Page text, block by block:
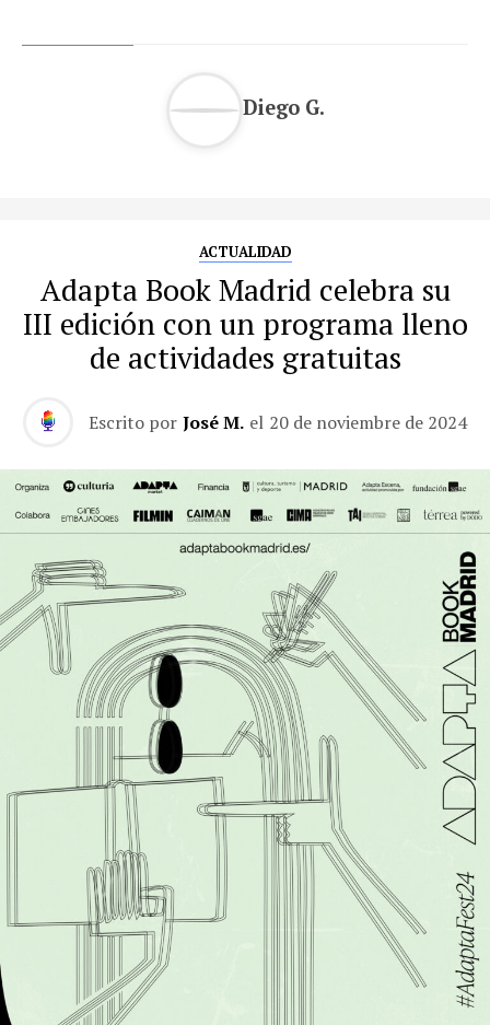
Diego G.
ACTUALIDAD
Adapta Book Madrid celebra su
III edición con un programa lleno
de actividades gratuitas
Escrito por José M. el 20 de noviembre de 2024